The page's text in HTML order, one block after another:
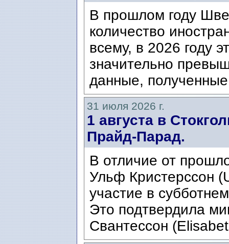
В прошлом году
количество
всему, в 2026 году
значительно
данные,
31 июля 2026 г.
1 августа в
Прайд-Парад.
В отличие от
Ульф Кристерссон
участие в
Это подтвердила
Свантессон